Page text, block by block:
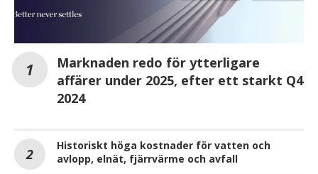
Marknaden redo för ytterligare
affärer under 2025, efter ett starkt Q4
2024
Historiskt höga kostnader för vatten och
avlopp, elnät, fjärrvärme och avfall